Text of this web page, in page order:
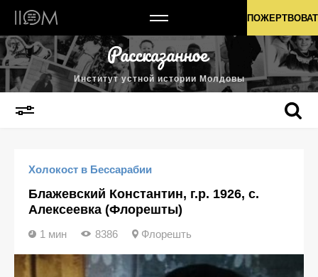
Институт устной истории Молдовы
Институт устной истории Молдовы
Холокост в Бессарабии
Блажевский Константин, г.р. 1926, с.
Алексеевка (Флорешты)
1 мин 8386 Флорешть